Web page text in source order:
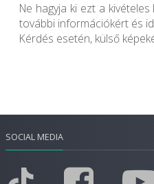
Ne hagyja ki ezt a
további információkért és
Kérdés esetén, külső
SOCIAL MEDIA